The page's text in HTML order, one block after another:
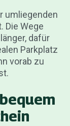
umliegenden
Die Wege
dafür
Parkplatz
vorab zu